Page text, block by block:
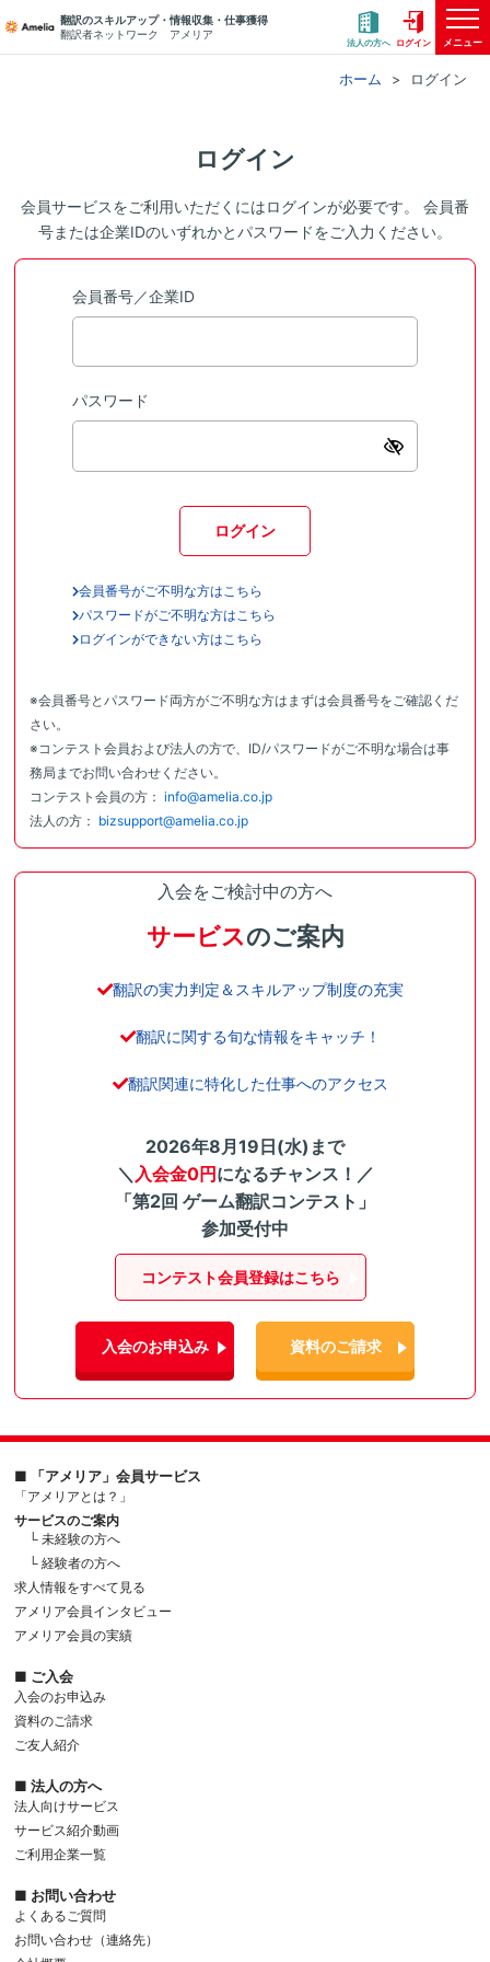
翻訳のスキルアップ・情報収集・仕事獲得
翻訳者ネットワーク アメリア
法人の方へ ログイン メニュー
ホーム ログイン
ログイン
会員サービスをご利用いただくにはログインが必要です。 会員番
号または企業IDのいずれかとパスワードをご入力ください。
会員番号／企業ID
パスワード
ログイン
会員番号がご不明な方はこちら
パスワードがご不明な方はこちら
ログインができない方はこちら
※会員番号とパスワード両方がご不明な方はまずは会員番号をご確認くだ
さい。
※コンテスト会員および法人の方で、ID/パスワードがご不明な場合は事
務局までお問い合わせください。
コンテスト会員の方： info@amelia.co.jp
法人の方： bizsupport@amelia.co.jp
入会をご検討中の方へ
サービスのご案内
翻訳の実力判定＆スキルアップ制度の充実
翻訳に関する旬な情報をキャッチ！
翻訳関連に特化した仕事へのアクセス
2026年8月19日(水)まで
＼ 入会金0円になるチャンス！／
「第2回 ゲーム翻訳コンテスト」
参加受付中
コンテスト会員登録はこちら
入会のお申込み 資料のご請求
■ 「アメリア」会員サービス
「アメリアとは？」
サービスのご案内
└ 未経験の方へ
└ 経験者の方へ
求人情報をすべて見る
アメリア会員インタビュー
アメリア会員の実績
■ ご入会
入会のお申込み
資料のご請求
ご友人紹介
■ 法人の方へ
法人向けサービス
サービス紹介動画
ご利用企業一覧
■ お問い合わせ
よくあるご質問
お問い合わせ（連絡先）